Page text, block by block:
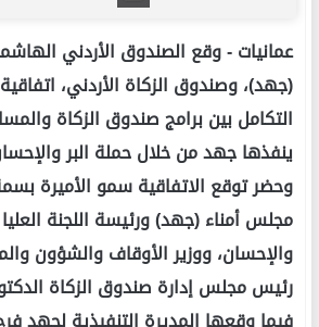
عمانيات -وقع الصندوق الأردني
(جهد)، وصندوق الزكاة الأردني،
التكامل بين برامج صندوق الزكاة
ينفذها جهد من خلال حملة البر
وحضر توقع الاتفاقية سمو الأميرة
مجلس أمناء (جهد) ورئيسة اللجنة العليا
والإحسان، ووزير الأوقاف والشؤون
رئيس مجلس إدارة صندوق الزكاة